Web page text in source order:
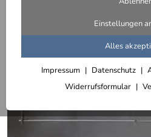
Einstellungen
Alles
Impressum Datenschutz
Widerrufsformular